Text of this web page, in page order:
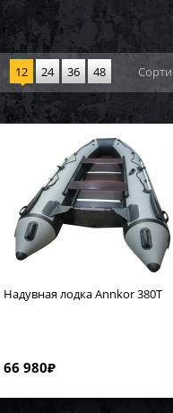
12 24 36 48
Надувная лодка Annkor 380T
66 980₽